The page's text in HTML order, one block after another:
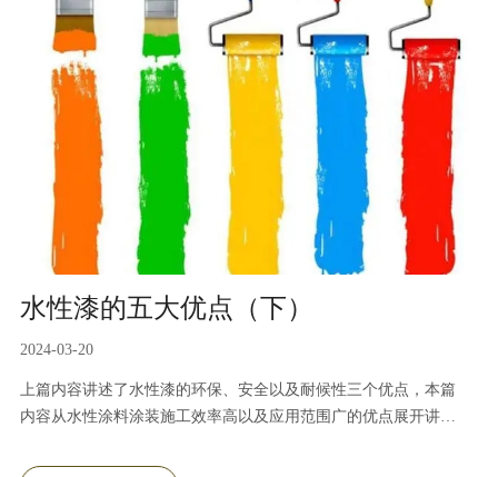
水性漆的五大优点（下）
2024-03-20
上篇内容讲述了水性漆的环保、安全以及耐候性三个优点，本篇
内容从水性涂料涂装施工效率高以及应用范围广的优点展开讲